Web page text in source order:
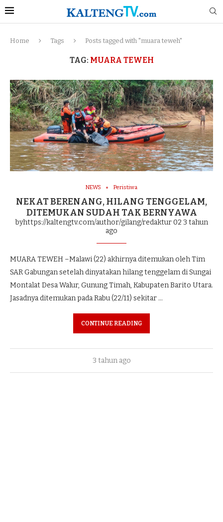
Home Tags Posts tagged with "muara teweh"
TAG: MUARA TEWEH
NEWS Peristiwa
NEKAT BERENANG, HILANG TENGGELAM,
DITEMUKAN SUDAH TAK BERNYAWA
byhttps://kaltengtv.com/author/gilang/redaktur 02 3 tahun
ago
MUARA TEWEH –Malawi (22) akhirnya ditemukan oleh Tim
SAR Gabungan setelah dinyatakan hilang tenggelam di Sungai
Montalat Desa Walur, Gunung Timah, Kabupaten Barito Utara.
Jasadnya ditemukan pada Rabu (22/11) sekitar …
CONTINUE READING
3 tahun ago